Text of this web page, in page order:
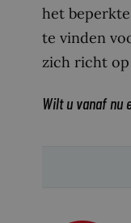
het
te vinden
zich richt op
Wilt u vanaf nu